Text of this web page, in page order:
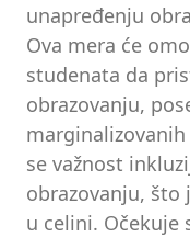
unapređenju
Ova mera će
studenata da
obrazovanju,
marginalizovanih
se važnost
obrazovanju, što
u celini. Očekuje